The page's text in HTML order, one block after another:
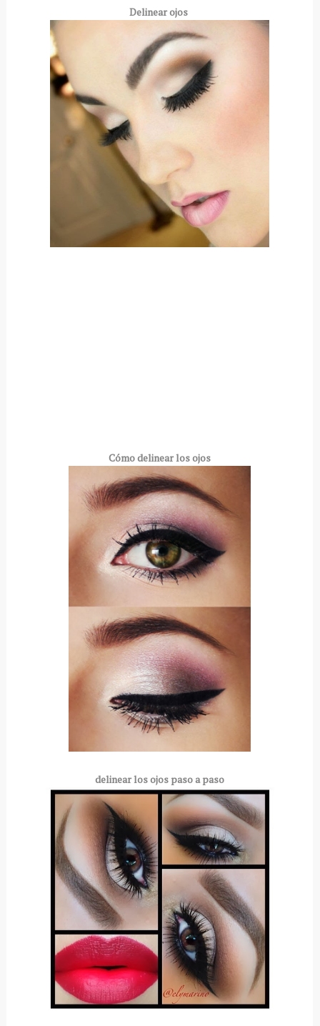
Delinear ojos
Cómo delinear los ojos
delinear los ojos paso a paso